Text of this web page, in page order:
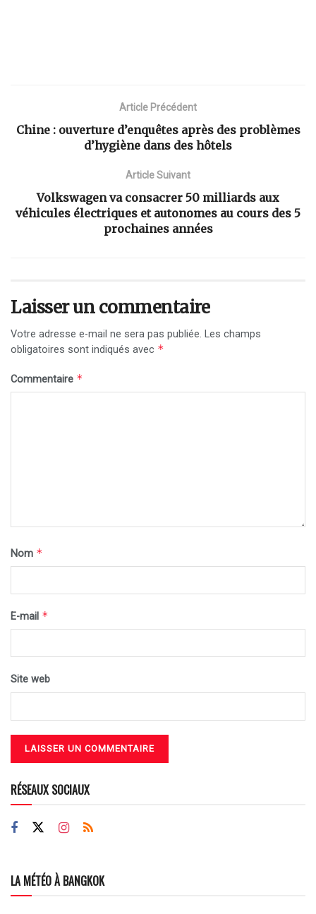
Article Précédent
Chine : ouverture d’enquêtes après des problèmes
d’hygiène dans des hôtels
Article Suivant
Volkswagen va consacrer 50 milliards aux
véhicules électriques et autonomes au cours des 5
prochaines années
Laisser un commentaire
Votre adresse e-mail ne sera pas publiée. Les champs
obligatoires sont indiqués avec *
Commentaire *
Nom *
E-mail *
Site web
RÉSEAUX SOCIAUX
LA MÉTÉO À BANGKOK